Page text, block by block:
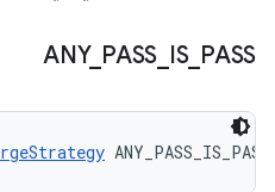
ANY_ PASS IS_ PASS
ANY_PASS_IS_PASS